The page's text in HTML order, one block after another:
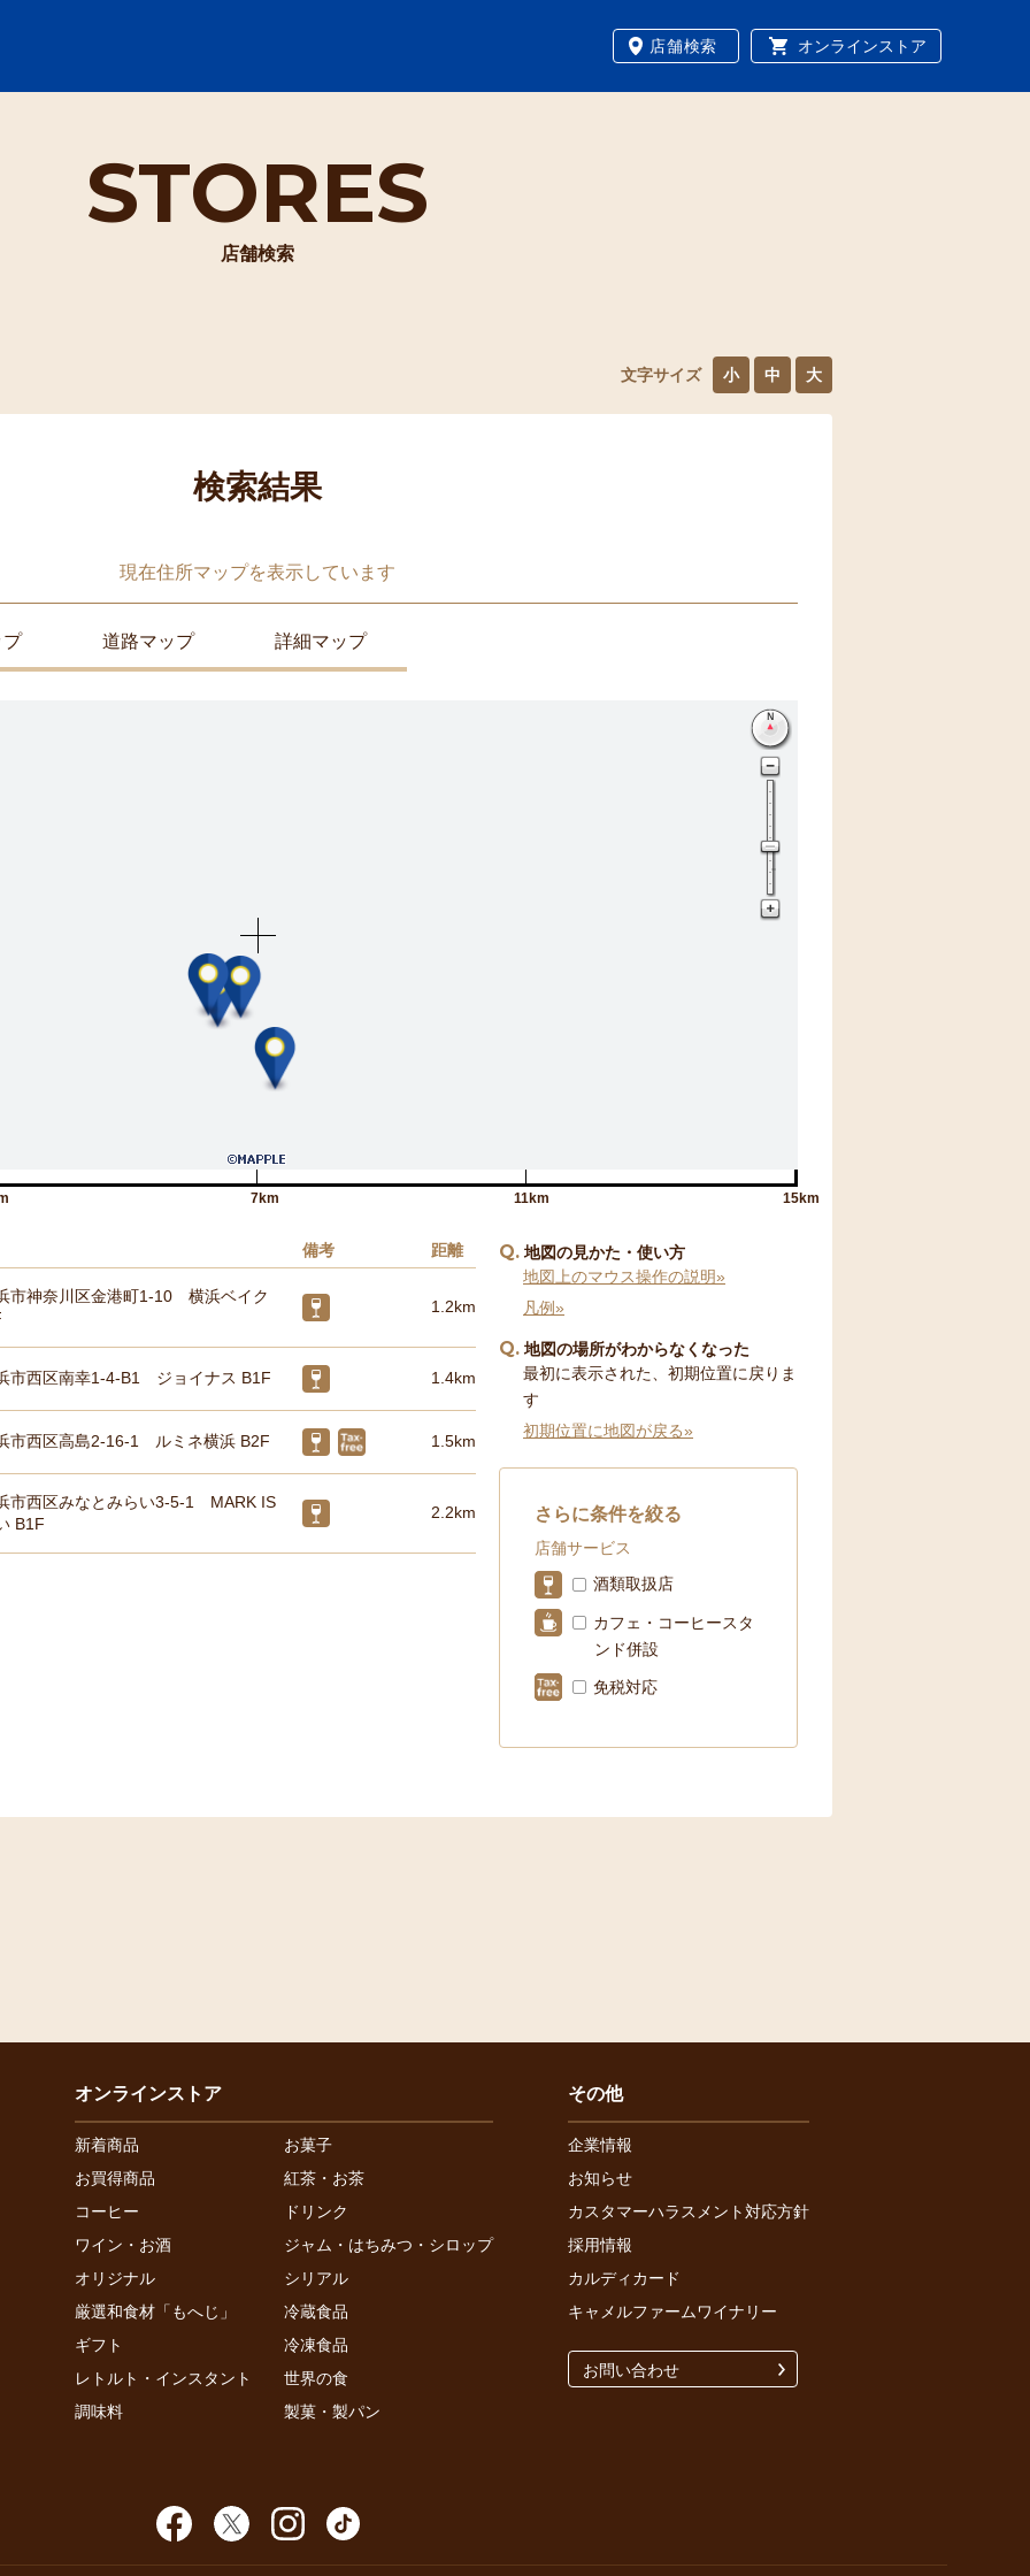
店舗検索 オンラインストア
STORES
店舗検索
文字サイズ 小 中 大
検索結果
現在住所マップを表示しています
プ 道路マップ 詳細マップ
7km 11km 15km
備考 距離
市神奈川区金港町1-10 横浜ベイク
1.2km
市西区南幸1-4-B1 ジョイナス B1F 1.4km
市西区高島2-16-1 ルミネ横浜 B2F 1.5km
市西区みなとみらい3-5-1 MARK IS
B1F
2.2km
Q 地図の見かた・使い方
地図上のマウス操作の説明»
凡例»
Q 地図の場所がわからなくなった
最初に表示された、初期位置に戻りま
す
初期位置に地図が戻る»
さらに条件を絞る
店舗サービス
酒類取扱店
カフェ・コーヒースタ
ンド併設
免税対応
オンラインストア
新着商品
お菓子
お買得商品
紅茶・お茶
コーヒー
ドリンク
ワイン・お酒
ジャム・はちみつ・シロップ
オリジナル
シリアル
厳選和食材「もへじ」
冷蔵食品
ギフト
冷凍食品
レトルト・インスタント
世界の食
調味料
製菓・製パン
その他
企業情報
お知らせ
カスタマーハラスメント対応方針
採用情報
カルディカード
キャメルファームワイナリー
お問い合わせ